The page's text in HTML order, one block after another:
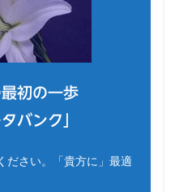
初の一歩
バンク」
ださい。「貴方に」最適